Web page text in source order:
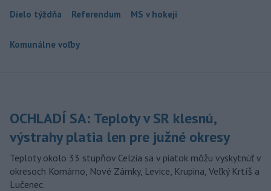
Dielo týždňa Referendum MS v hokeji
Komunálne voľby
OCHLADÍ SA: Teploty v SR klesnú,
výstrahy platia len pre južné okresy
Teploty okolo 33 stupňov Celzia sa v piatok môžu vyskytnúť v
okresoch Komárno, Nové Zámky, Levice, Krupina, Veľký Krtíš a
Lučenec.